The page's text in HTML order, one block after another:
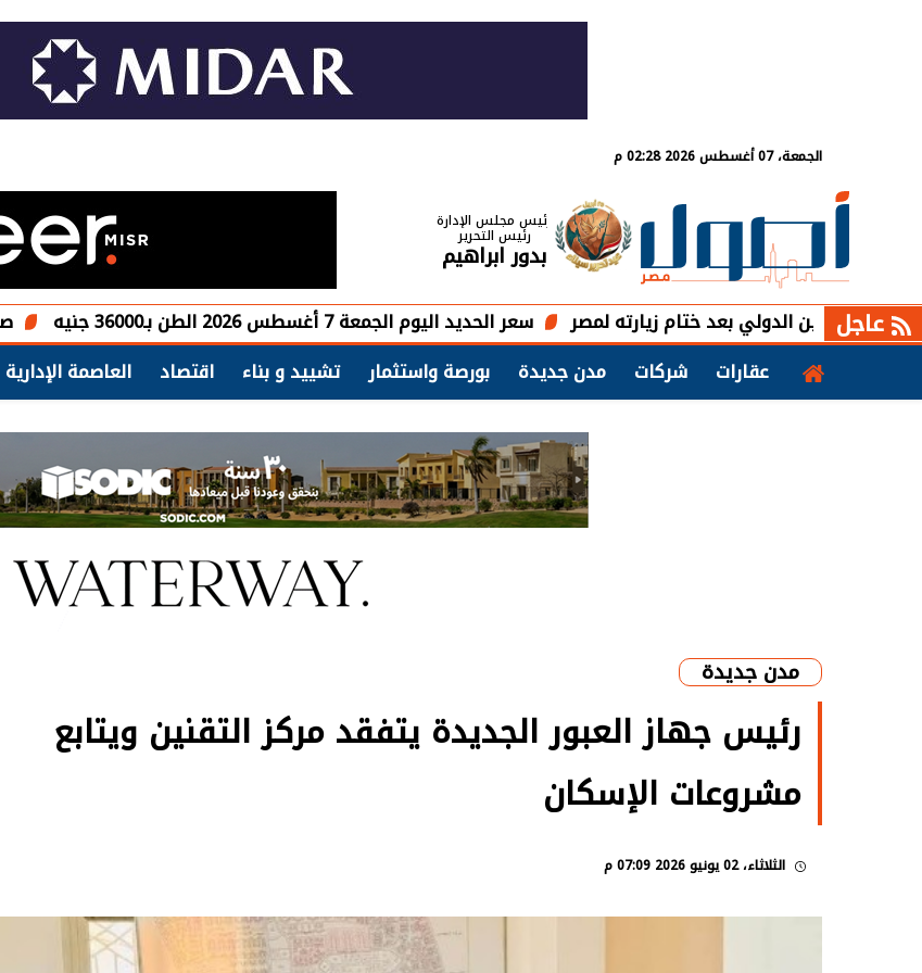
الجمعة، 07 أغسطس 2026 02:28 م
رئيس مجلس الإدارة
رئيس التحرير
بدور ابراهيم
عاجل صعود الأسهم سعر الحديد اليوم الجمعة 7 أغسطس 2026 الطن بـ36000 جنيه
الدولي بعد ختام زيارته لمصر
عقارات
شركات مدن جديدة بورصة واستثمار تشييد و بناء اقتصاد العاصمة الإدارية
مدن جديدة
رئيس جهاز العبور الجديدة يتفقد مركز التقنين ويتابع
مشروعات الإسكان
الثلاثاء، 02 يونيو 2026 07:09 م